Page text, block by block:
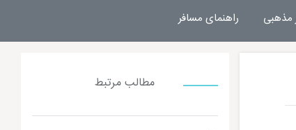
مذهبی راهنمای مسافر
مطالب مرتبط